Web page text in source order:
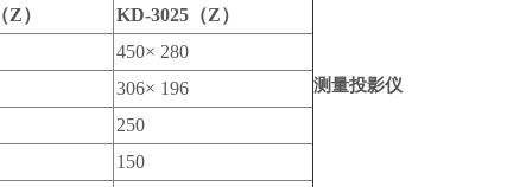
Z） KD-3025（Z）
450× 280
306× 196
250
150
测量投影仪